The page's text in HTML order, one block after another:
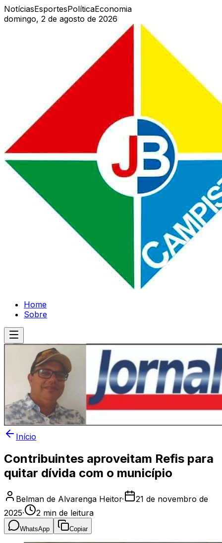
NotíciasEsportesPolíticaEconomia
domingo, 2 de agosto de 2026
Home
Sobre
Início
Contribuintes aproveitam Refis para
quitar dívida com o município
Belman de Alvarenga Heitor·
21 de novembro de
2025· 2 min de leitura
WhatsApp Copiar